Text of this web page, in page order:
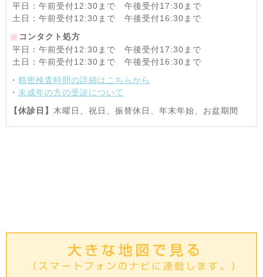
平日：午前受付12:30まで 午後受付17:30まで
土日：午前受付12:30まで 午後受付16:30まで
※ コンタクト処方
平日：午前受付12:30まで 午後受付17:30まで
土日：午前受付12:30まで 午後受付16:30まで
・ 精密検査時間の詳細はこちらから
・ 未成年の方の受診について
【休診日】 木曜日、祝日、振替休日、年末年始、お盆期間